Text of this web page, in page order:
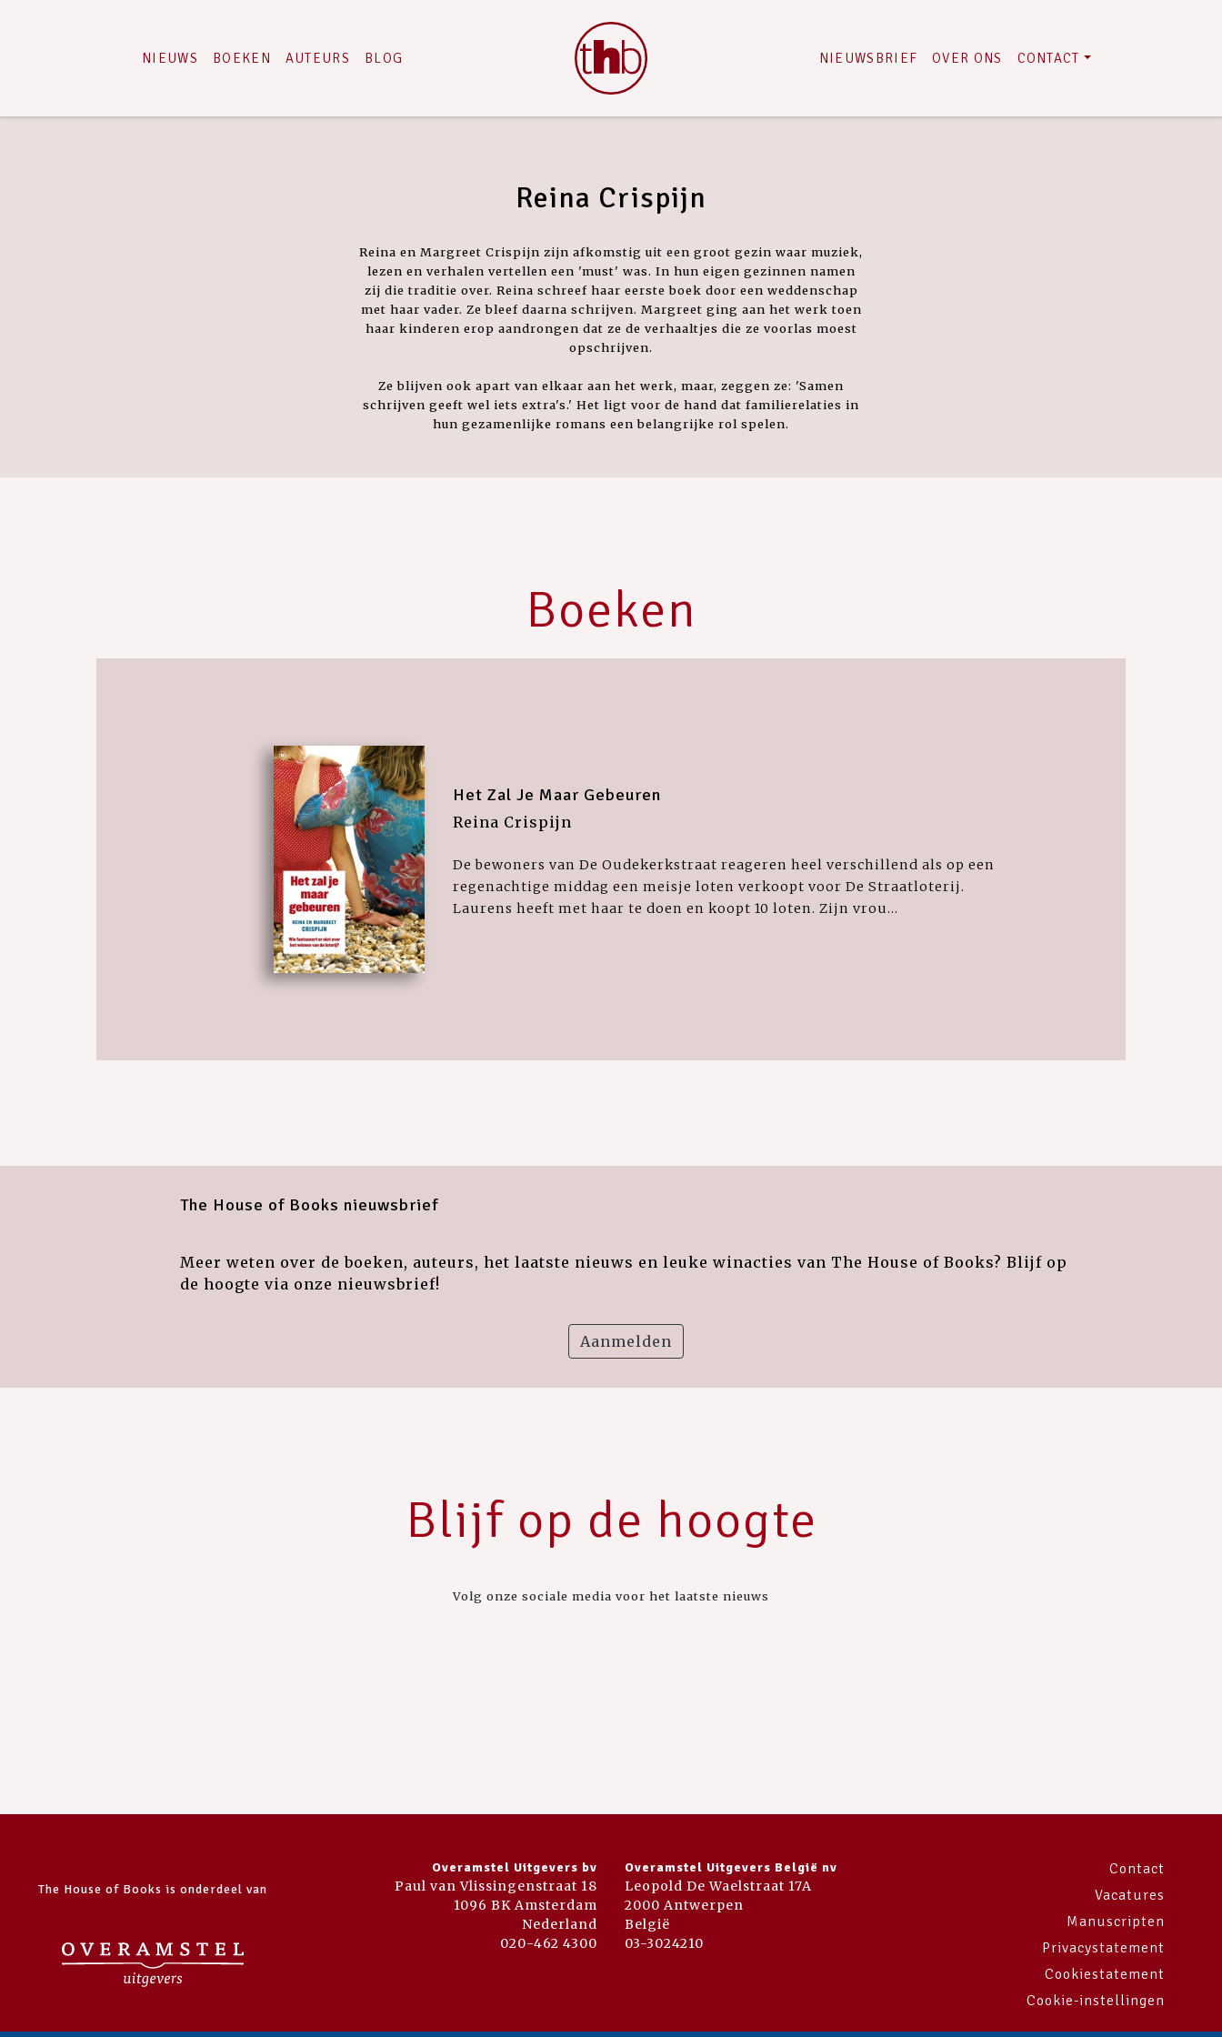
NIEUWS BOEKEN AUTEURS BLOG NIEUWSBRIEF OVER ONS CONTACT
Reina Crispijn
Reina en Margreet Crispijn zijn afkomstig uit een groot gezin waar muziek,
lezen en verhalen vertellen een 'must' was. In hun eigen gezinnen namen
zij die traditie over. Reina schreef haar eerste boek door een weddenschap
met haar vader. Ze bleef daarna schrijven. Margreet ging aan het werk toen
haar kinderen erop aandrongen dat ze de verhaaltjes die ze voorlas moest
opschrijven.
Ze blijven ook apart van elkaar aan het werk, maar, zeggen ze: 'Samen
schrijven geeft wel iets extra's.' Het ligt voor de hand dat familierelaties in
hun gezamenlijke romans een belangrijke rol spelen.
Boeken
Het Zal Je Maar Gebeuren
Reina Crispijn
De bewoners van De Oudekerkstraat reageren heel verschillend als op een
regenachtige middag een meisje loten verkoopt voor De Straatloterij.
Laurens heeft met haar te doen en koopt 10 loten. Zijn vrou...
The House of Books nieuwsbrief
Meer weten over de boeken, auteurs, het laatste nieuws en leuke winacties van The House of Books? Blijf op
de hoogte via onze nieuwsbrief!
Aanmelden
Blijf op de hoogte
Volg onze sociale media voor het laatste nieuws
The House of Books is onderdeel van
Overamstel Uitgevers bv
Paul van Vlissingenstraat 18
1096 BK Amsterdam
Nederland
020-462 4300
Overamstel Uitgevers België nv
Leopold De Waelstraat 17A
2000 Antwerpen
België
03-3024210
Contact
Vacatures
Manuscripten
Privacystatement
Cookiestatement
Cookie-instellingen